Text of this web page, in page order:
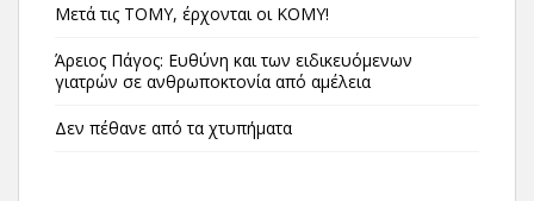
Μετά τις ΤΟΜΥ, έρχονται οι ΚΟΜΥ!
Άρειος Πάγος: Ευθύνη και των ειδικευόμενων
γιατρών σε ανθρωποκτονία από αμέλεια
Δεν πέθανε από τα χτυπήματα